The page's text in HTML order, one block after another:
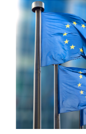
Polizeimeldungen
Themen und
Gewinnspiele